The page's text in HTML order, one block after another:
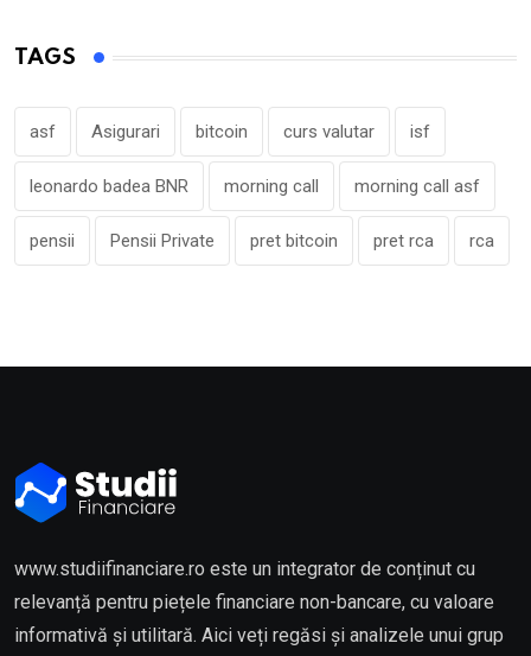
TAGS
asf Asigurari bitcoin curs valutar isf
leonardo badea BNR morning call morning call asf
pensii Pensii Private pret bitcoin pret rca rca
www.studiifinanciare.ro este un integrator de conținut cu
relevanță pentru piețele financiare non-bancare, cu valoare
informativă și utilitară. Aici veți regăsi și analizele unui grup